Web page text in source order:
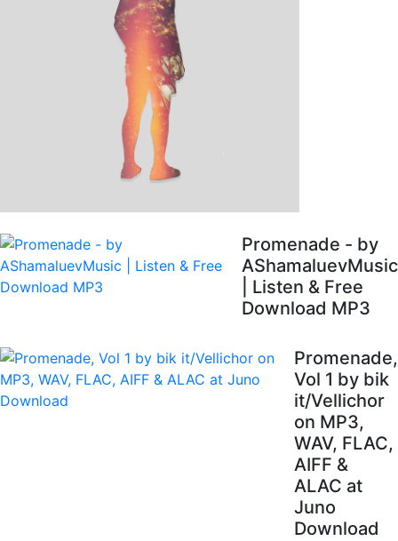
Promenade - by
AShamaluevMusic
| Listen & Free
Download MP3
Promenade,
Vol 1 by bik
it/Vellichor
on MP3,
WAV, FLAC,
AIFF &
ALAC at
Juno
Download